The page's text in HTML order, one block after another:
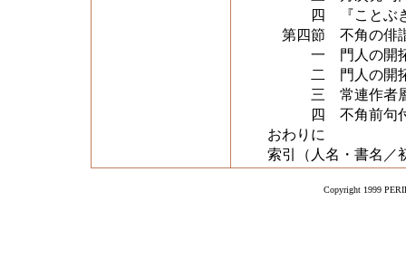
四 『ことぶき
第四節 不角の俳
一 門人の開拓
二 門人の開拓
三 常連作者層
四 不角前句付興
おわりに
索引（人名・書名／
Copyright 1999